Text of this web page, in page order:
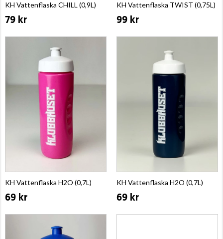
KH Vattenflaska CHILL (0,9L)
79 kr
KH Vattenflaska TWIST (0,75L)
99 kr
KH Vattenflaska H2O (0,7L)
69 kr
KH Vattenflaska H2O (0,7L)
69 kr